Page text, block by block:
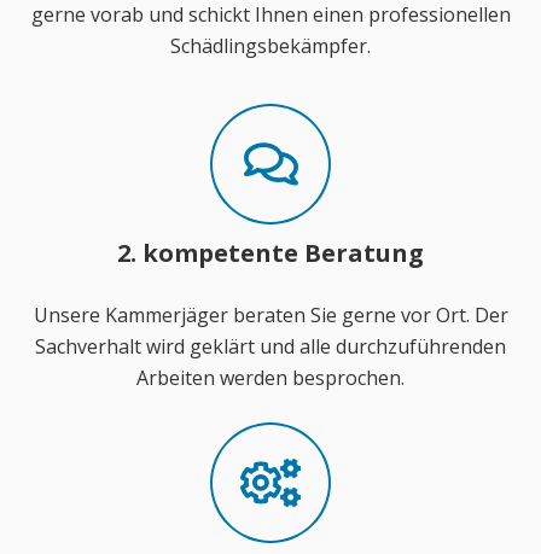
gerne vorab und schickt Ihnen einen professionellen
Schädlingsbekämpfer.
2. kompetente Beratung
Unsere Kammerjäger beraten Sie gerne vor Ort. Der
Sachverhalt wird geklärt und alle durchzuführenden
Arbeiten werden besprochen.